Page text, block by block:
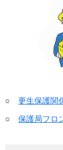
○ 更生保護関
○ 保護局フロ